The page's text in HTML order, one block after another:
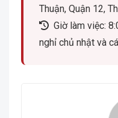
Thuận, Quận 12,
Giờ làm việc:
nghỉ chủ nhật và